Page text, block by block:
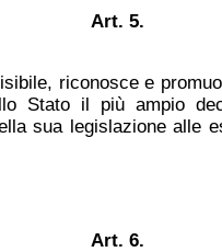
Art. 5.
riconosce e
Stato il più ampio
sua legislazione alle
Art. 6.